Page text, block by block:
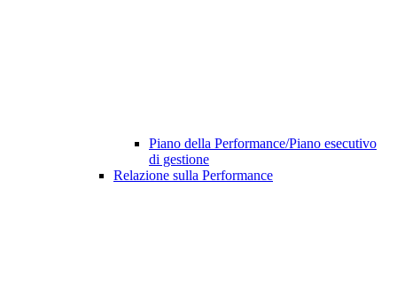
Piano della Performance/Piano esecutivo
di gestione
Relazione sulla Performance